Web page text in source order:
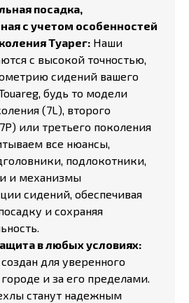
посадка,
с учетом особенностей
Туарег: Наши
с высокой точностью,
сидений вашего
будь то модели
(7L), второго
или третьего поколения
все нюансы,
подлокотники,
и механизмы
сидений, обеспечивая
и сохраняя
в любых условиях:
для уверенного
и за его пределами.
станут надежным